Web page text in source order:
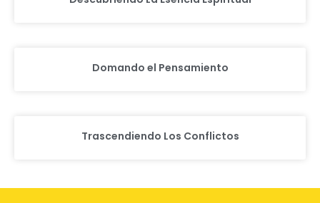
Domando el Pensamiento
Trascendiendo Los Conflictos